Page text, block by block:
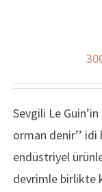
Sevgili Le
orman denir’’
endüstriyel
devrimle birlikte